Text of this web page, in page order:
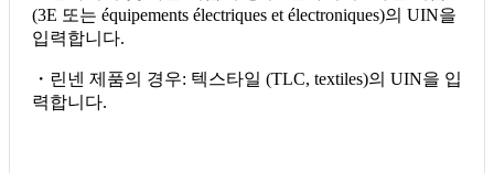
(3E 또는 équipements électriques et électroniques)의 UIN을
입력합니다.
・린넨 제품의 경우: 텍스타일 (TLC, textiles)의 UIN을 입
력합니다.